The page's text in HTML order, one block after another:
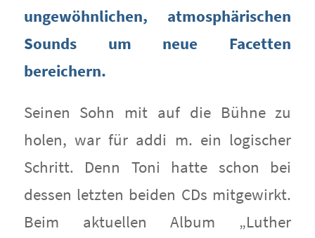
ungewöhnlichen, atmosphärischen
Sounds um neue Facetten
bereichern.
Seinen Sohn mit auf die Bühne zu
holen, war für addi m. ein logischer
Schritt. Denn Toni hatte schon bei
dessen letzten beiden CDs mitgewirkt.
Beim aktuellen Album „Luther